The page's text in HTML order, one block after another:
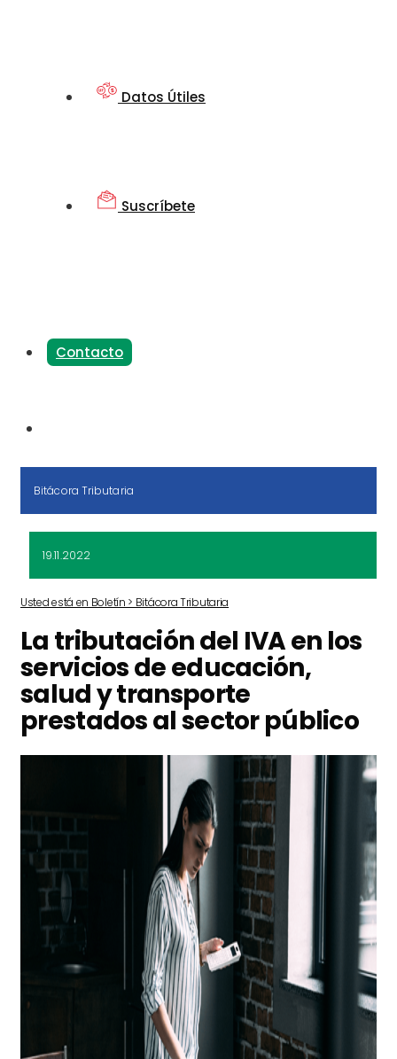
Datos Útiles
Suscríbete
Contacto
Bitácora Tributaria
19.11.2022
Usted está en Boletín > Bitácora Tributaria
La tributación del IVA en los
servicios de educación,
salud y transporte
prestados al sector público